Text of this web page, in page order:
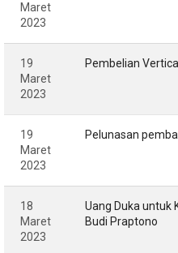
Maret
2023
19
Maret
2023
Pembelian
19
Maret
2023
Pelunasan
18
Maret
2023
Uang Duka untuk
Budi Praptono